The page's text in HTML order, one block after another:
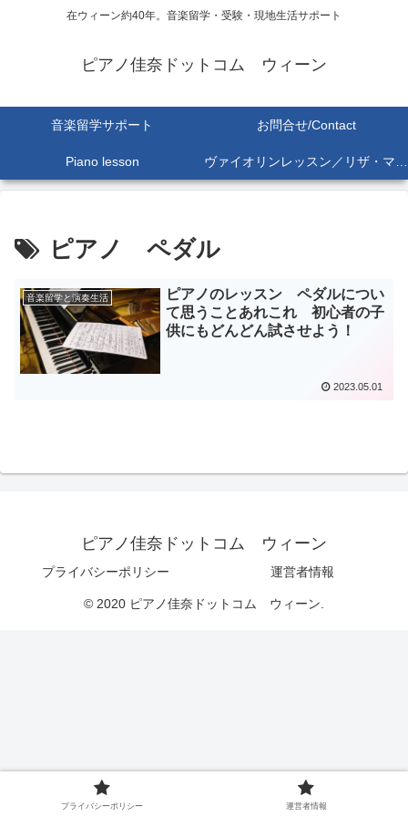
在ウィーン約40年。音楽留学・受験・現地生活サポート
ピアノ佳奈ドットコム ウィーン
音楽留学サポート お問合せ/Contact
Piano lesson ヴァイオリンレッスン／リザ・マリア Lisa-Maria SEKINE
ピアノ ペダル
音楽留学と演奏生活
ピアノのレッスン ペダルについ
て思うことあれこれ 初心者の子
供にもどんどん試させよう！
2023.05.01
ピアノ佳奈ドットコム ウィーン
プライバシーポリシー 運営者情報
© 2020 ピアノ佳奈ドットコム ウィーン.
プライバシーポリシー 運営者情報